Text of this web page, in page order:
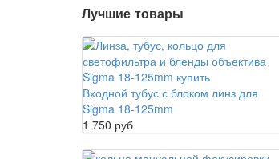
Лучшие товары
Входной тубус с блоком линз для
Sigma 18-125mm
1 750 руб